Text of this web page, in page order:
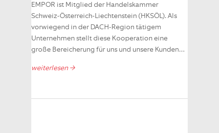
EMPOR ist Mitglied der Handelskammer
Schweiz-Österreich-Liechtenstein (HKSÖL). Als
vorwiegend in der DACH-Region tätigem
Unternehmen stellt diese Kooperation eine
große Bereicherung für uns und unsere Kunden…
weiterlesen →